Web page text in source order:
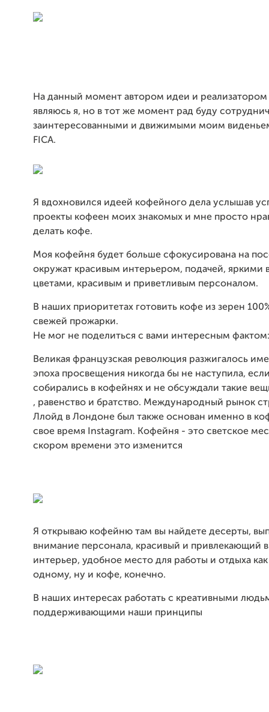
На данный момент автором идеи и реализатором
являюсь я, но в тот же момент рад буду
заинтересованными и движимыми моим
FICA.
Я вдохновился идеей кофейного дела услышав
проекты кофеен моих знакомых и мне просто
делать кофе.
Моя кофейня будет больше сфокусирована на
окружат красивым интерьером, подачей, яркими
цветами, красивым и приветливым персоналом.
В наших приоритетах готовить кофе из зерен
свежей прожарки.
Не мог не поделиться с вами интересным фактом:
Великая французская революция разжигалось
эпоха просвещения никогда бы не наступила,
собирались в кофейнях и не обсуждали такие
, равенство и братство. Международный рынок
Ллойд в Лондоне был также основан именно в
свое время Instagram. Кофейня - это светское
скором времени это изменится
Я открываю кофейню там вы найдете десерты,
внимание персонала, красивый и привлекающий
интерьер, удобное место для работы и отдыха
одному, ну и кофе, конечно.
В наших интересах работать с креативными
поддерживающими наши принципы